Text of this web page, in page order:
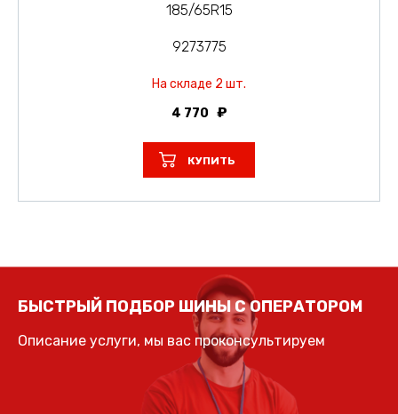
185/65R15
9273775
На складе 2 шт.
4 770
КУПИТЬ
БЫСТРЫЙ ПОДБОР ШИНЫ С ОПЕРАТОРОМ
Описание услуги, мы вас проконсультируем